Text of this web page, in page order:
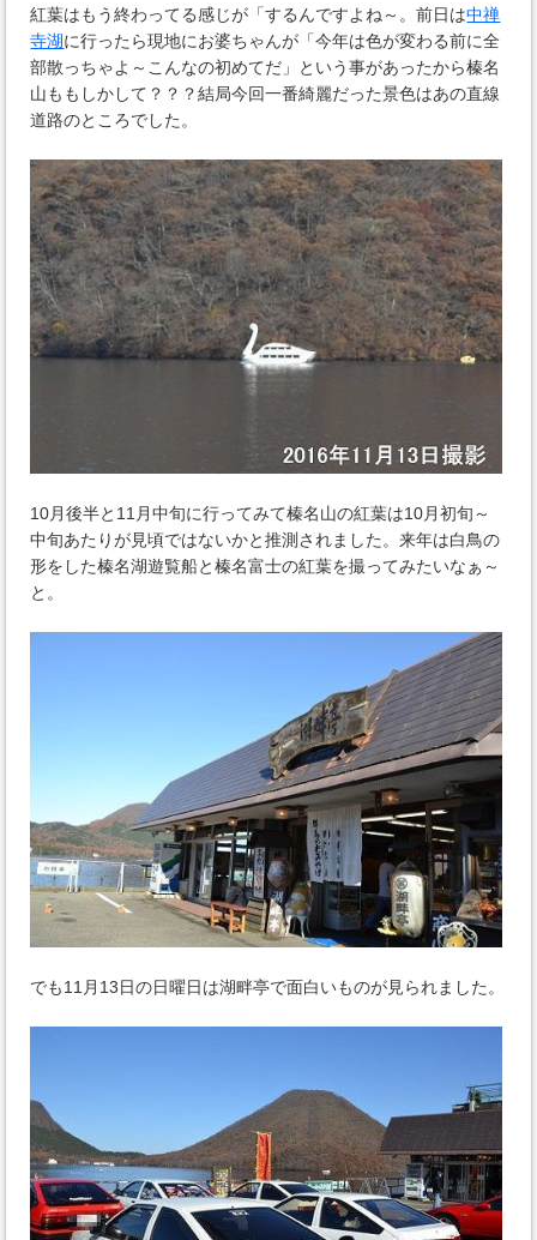
紅葉はもう終わってる感じが「するんですよね～。前日は中禅
寺湖に行ったら現地にお婆ちゃんが「今年は色が変わる前に全
部散っちゃよ～こんなの初めてだ」という事があったから榛名
山ももしかして？？？結局今回一番綺麗だった景色はあの直線
道路のところでした。
10月後半と11月中旬に行ってみて榛名山の紅葉は10月初旬～
中旬あたりが見頃ではないかと推測されました。来年は白鳥の
形をした榛名湖遊覧船と榛名富士の紅葉を撮ってみたいなぁ～
と。
でも11月13日の日曜日は湖畔亭で面白いものが見られました。